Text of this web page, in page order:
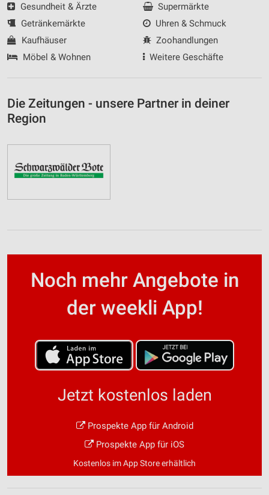
Gesundheit & Ärzte
Getränkemärkte
Kaufhäuser
Möbel & Wohnen
Supermärkte
Uhren & Schmuck
Zoohandlungen
Weitere Geschäfte
Die Zeitungen - unsere Partner in deiner
Region
Noch mehr Angebote in
der weekli App!
Jetzt kostenlos laden
Prospekte App für Android
Prospekte App für iOS
Kostenlos im App Store erhältlich